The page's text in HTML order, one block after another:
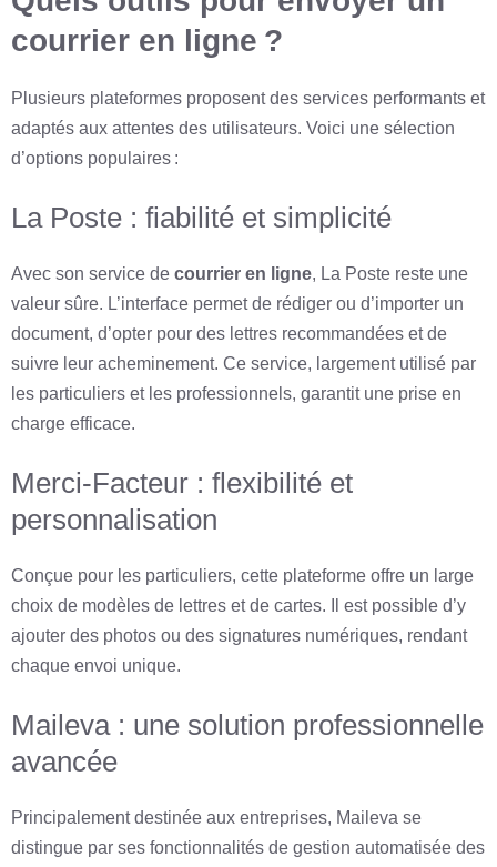
courrier en ligne ?
Plusieurs plateformes proposent des services performants et
adaptés aux attentes des utilisateurs. Voici une sélection
d’options populaires :
La Poste : fiabilité et simplicité
Avec son service de courrier en ligne, La Poste reste une
valeur sûre. L’interface permet de rédiger ou d’importer un
document, d’opter pour des lettres recommandées et de
suivre leur acheminement. Ce service, largement utilisé par
les particuliers et les professionnels, garantit une prise en
charge efficace.
Merci-Facteur : flexibilité et
personnalisation
Conçue pour les particuliers, cette plateforme offre un large
choix de modèles de lettres et de cartes. Il est possible d’y
ajouter des photos ou des signatures numériques, rendant
chaque envoi unique.
Maileva : une solution professionnelle
avancée
Principalement destinée aux entreprises, Maileva se
distingue par ses fonctionnalités de gestion automatisée des